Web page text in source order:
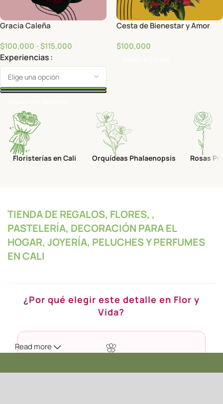
Gracia Caleña
$100,000 -$115,000
Experiencias
Cesta de Bienestar y Amor
$100,000
Floristerías en Cali Orquídeas Phalaenopsis Rosas
TIENDA DE REGALOS, FLORES, ,
PASTELERÍA, DECORACIÓN PARA EL
HOGAR, JOYERÍA, PELUCHES Y PERFUMES
EN CALI
¿Por qué elegir este detalle en Flor y
Vida?
🌸
Read more